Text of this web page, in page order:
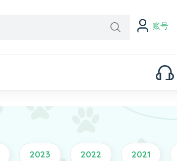
账号
2023 2022 2021